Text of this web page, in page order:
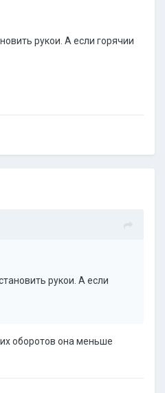
рукои. А если горячии
рукои. А если
оборотов она меньше